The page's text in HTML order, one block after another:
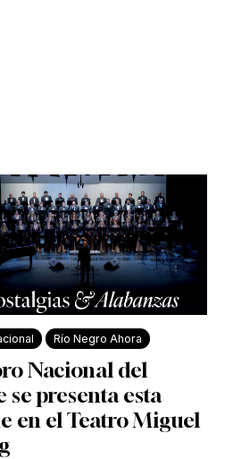
Río Negro Ahora
Nacional del
se presenta esta
en el Teatro Miguel